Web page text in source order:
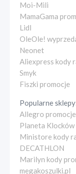
Moi-Mili
MamaGama
Lidl
OleOle!
Neonet
Aliexpress kody
Smyk
Fiszki promocje
Popularne
Allegro promocje
Planeta Klocków
Ministore kody
DECATHLON
Marilyn kody
megakoszulki.pl